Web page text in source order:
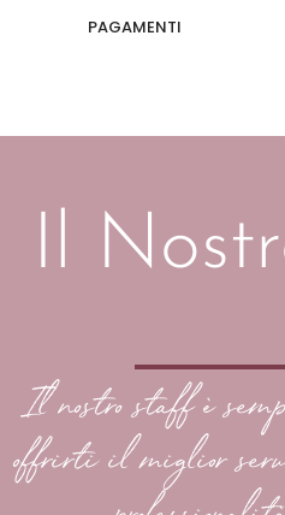
PAGAMENTI
Il
Il nostro staff è
offrirti il miglior